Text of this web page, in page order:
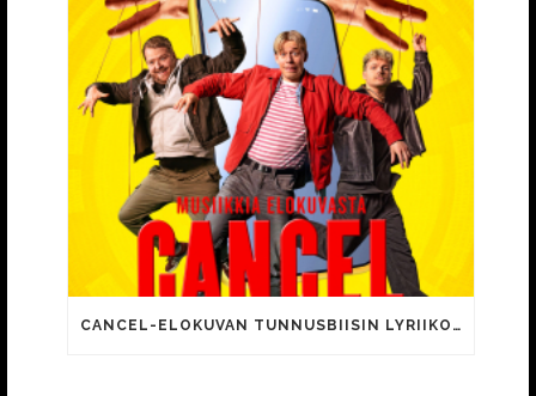
CANCEL-ELOKUVAN TUNNUSBIISIN LYRIIKOISSA TUTTUJA MEEMIHOKEMIA YOUTUBE-VIDEOILTA!